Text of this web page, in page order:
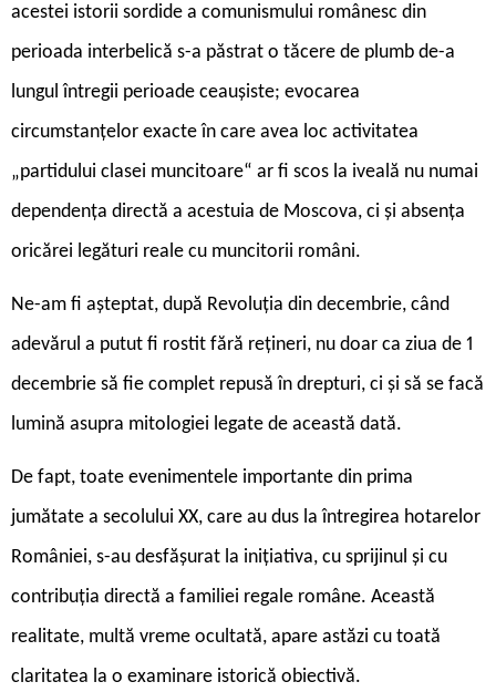
acestei istorii sordide a comunismului românesc din
perioada interbelică s-a păstrat o tăcere de plumb de-a
lungul întregii perioade ceaușiste; evocarea
circumstanțelor exacte în care avea loc activitatea
„partidului clasei muncitoare“ ar fi scos la iveală nu numai
dependența directă a acestuia de Moscova, ci și absența
oricărei legături reale cu muncitorii români.
Ne-am fi așteptat, după Revoluția din decembrie, când
adevărul a putut fi rostit fără rețineri, nu doar ca ziua de 1
decembrie să fie complet repusă în drepturi, ci și să se facă
lumină asupra mitologiei legate de această dată.
De fapt, toate evenimentele importante din prima
jumătate a secolului XX, care au dus la întregirea hotarelor
României, s-au desfășurat la inițiativa, cu sprijinul și cu
contribuția directă a familiei regale române. Această
realitate, multă vreme ocultată, apare astăzi cu toată
claritatea la o examinare istorică obiectivă.